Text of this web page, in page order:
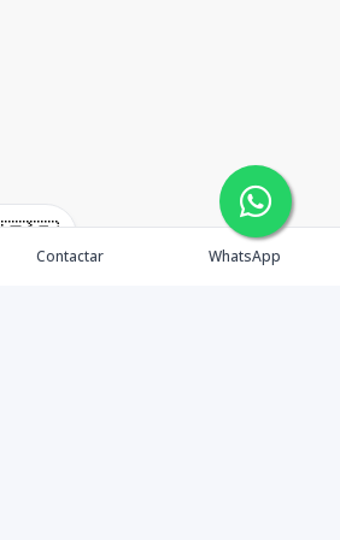
🇫🇷
Contactar WhatsApp